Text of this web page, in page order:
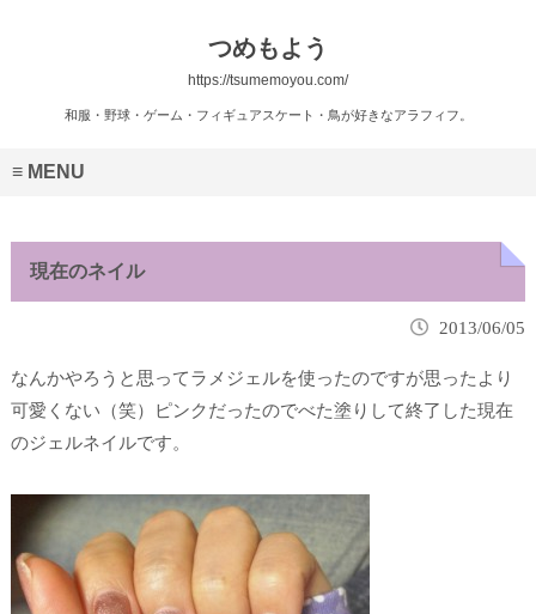
つめもよう
https://tsumemoyou.com/
和服・野球・ゲーム・フィギュアスケート・鳥が好きなアラフィフ。
MENU
現在のネイル
2013/06/05
なんかやろうと思ってラメジェルを使ったのですが思ったより
可愛くない（笑）ピンクだったのでべた塗りして終了した現在
のジェルネイルです。